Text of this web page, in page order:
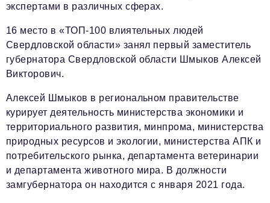
экспертами в различных сферах.
16 место в «ТОП-100 влиятельных людей
Свердловской области» занял первый заместитель
губернатора Свердловской области Шмыков Алексей
Викторович.
Алексей Шмыков в региональном правительстве
курирует деятельность министерства экономики и
территориального развития, минпрома, министерства
природных ресурсов и экологии, министерства АПК и
потребительского рынка, департамента ветеринарии
и департамента животного мира. В должности
замгубернатора он находится с января 2021 года.